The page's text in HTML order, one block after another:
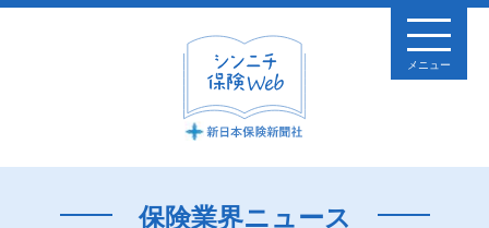
メニュー
保険業界ニュース